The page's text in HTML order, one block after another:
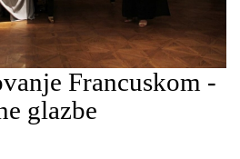
Francuskom -
glazbe